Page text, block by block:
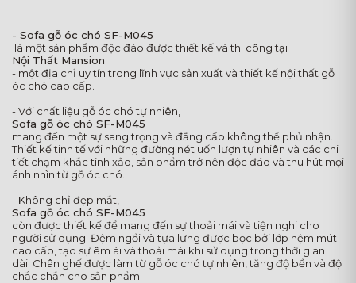
- Sofa gỗ óc chó SF-M045
là một sản phẩm độc đáo được thiết kế và thi công tại
Nội Thất Mansion
- một địa chỉ uy tín trong lĩnh vực sản xuất và thiết kế nội thất gỗ
óc chó cao cấp.
- Với chất liệu gỗ óc chó tự nhiên,
Sofa gỗ óc chó SF-M045
mang đến một sự sang trọng và đẳng cấp không thể phủ nhận.
Thiết kế tinh tế với những đường nét uốn lượn tự nhiên và các chi
tiết chạm khắc tinh xảo, sản phẩm trở nên độc đáo và thu hút mọi
ánh nhìn từ gỗ óc chó.
- Không chỉ đẹp mắt,
Sofa gỗ óc chó SF-M045
còn được thiết kế để mang đến sự thoải mái và tiện nghi cho
người sử dụng. Đệm ngồi và tựa lưng được bọc bởi lớp nệm mút
cao cấp, tạo sự êm ái và thoải mái khi sử dụng trong thời gian
dài. Chân ghế được làm từ gỗ óc chó tự nhiên, tăng độ bền và độ
chắc chắn cho sản phẩm.